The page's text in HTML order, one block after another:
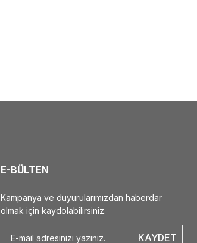
E-BÜLTEN
Kampanya ve duyurularımızdan haberdar
olmak için kaydolabilirsiniz.
KAYDET